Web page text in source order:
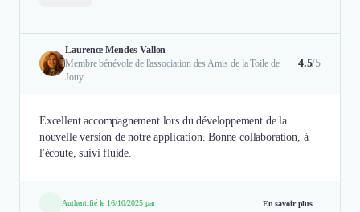
Laurence Mendes Vallon
Membre bénévole de l'association des Amis de la Toile de
Jouy
4.5/5
Excellent accompagnement lors du développement de la
nouvelle version de notre application. Bonne collaboration, à
l'écoute, suivi fluide.
Authentifié le 16/10/2025 par En savoir plus